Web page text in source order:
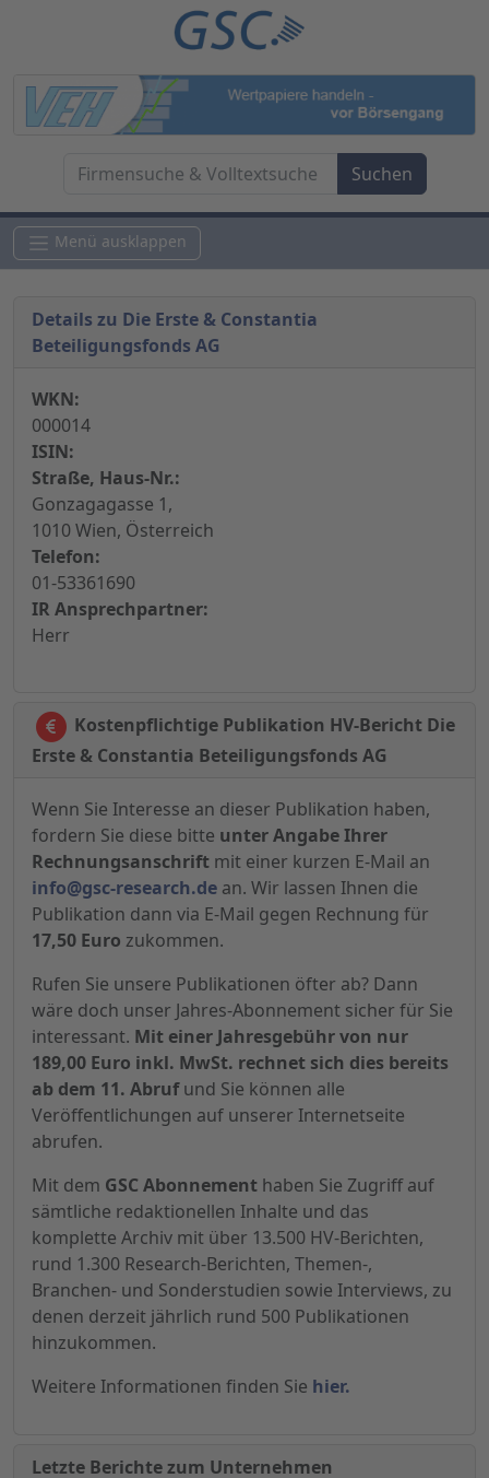
Menü ausklappen
Details zu Die Erste & Constantia
Beteiligungsfonds AG
WKN:
000014
ISIN:
Straße, Haus-Nr.:
Gonzagagasse 1,
1010 Wien, Österreich
Telefon:
01-53361690
IR Ansprechpartner:
Herr
Kostenpflichtige Publikation HV-Bericht Die
Erste & Constantia Beteiligungsfonds AG
Wenn Sie Interesse an dieser Publikation haben,
fordern Sie diese bitte unter Angabe Ihrer
Rechnungsanschrift mit einer kurzen E-Mail an
info@gsc-research.de an. Wir lassen Ihnen die
Publikation dann via E-Mail gegen Rechnung für
17,50 Euro zukommen.
Rufen Sie unsere Publikationen öfter ab? Dann
wäre doch unser Jahres-Abonnement sicher für Sie
interessant. Mit einer Jahresgebühr von nur
189,00 Euro inkl. MwSt. rechnet sich dies bereits
ab dem 11. Abrufund Sie können alle
Veröffentlichungen auf unserer Internetseite
abrufen.
Mit dem GSC Abonnement haben Sie Zugriff auf
sämtliche redaktionellen Inhalte und das
komplette Archiv mit über 13.500 HV-Berichten,
rund 1.300 Research-Berichten, Themen-,
Branchen- und Sonderstudien sowie Interviews, zu
denen derzeit jährlich rund 500 Publikationen
hinzukommen.
Weitere Informationen finden Sie hier.
Letzte Berichte zum Unternehmen